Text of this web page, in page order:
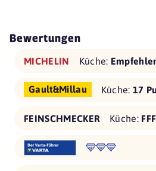
Bewertungen
MICHELIN Küche:
Gault&Millau Küche:17
FEINSCHMECKER Küche: FFF